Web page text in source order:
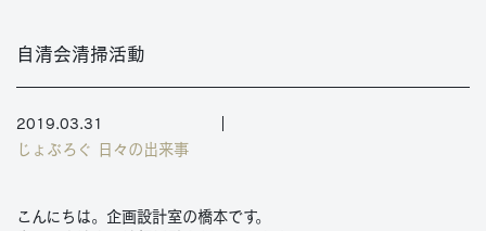
自清会清掃活動
2019.03.31
じょぶろぐ 日々の出来事
こんにちは。企画設計室の橋本です。